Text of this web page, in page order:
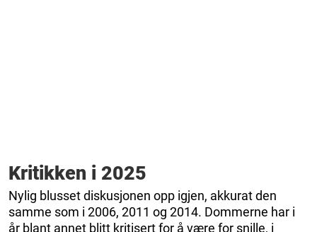
Kritikken i 2025
Nylig blusset diskusjonen opp igjen, akkurat den
samme som i 2006, 2011 og 2014. Dommerne har i
år blant annet blitt kritisert for å være for snille, i